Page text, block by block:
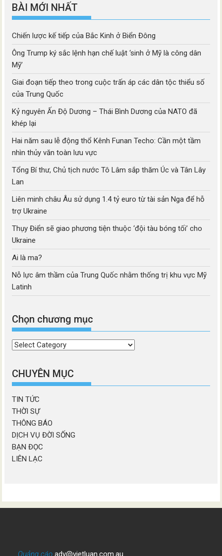
BÀI MỚI NHẤT
Chiến lược kế tiếp của Bắc Kinh ở Biển Đông
Ông Trump ký sắc lệnh hạn chế luật ‘sinh ở Mỹ là công dân
Mỹ’
Giai đoạn tiếp theo trong cuộc trấn áp các dân tộc thiểu số
của Trung Quốc
Kỷ nguyên Ấn Độ Dương – Thái Bình Dương của NATO đã
khép lại
Hai năm sau lễ động thổ Kênh Funan Techo: Cần một tầm
nhìn thủy văn toàn lưu vực
Tổng Bí thư, Chủ tịch nước Tô Lâm sắp thăm Úc và Tân Lây
Lan
Liên minh châu Âu sử dụng 1.4 tỷ euro từ tài sản Nga để hỗ
trợ Ukraine
Thụy Điển sẽ giao phương tiện thuộc ‘đội tàu bóng tối’ cho
Ukraine
Ai là ma?
Nỗ lực âm thầm của Trung Quốc nhằm thống trị khu vực Mỹ
Latinh
Chọn chương mục
Chọn
mục
CHUYÊN MỤC
TIN TỨC
THỜI SỰ
THÔNG BÁO
DỊCH VỤ ĐỜI SỐNG
BẠN ĐỌC
LIÊN LẠC
Quảng cáo adv@vietluan.com.au